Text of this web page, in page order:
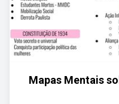
Mapas Mentais